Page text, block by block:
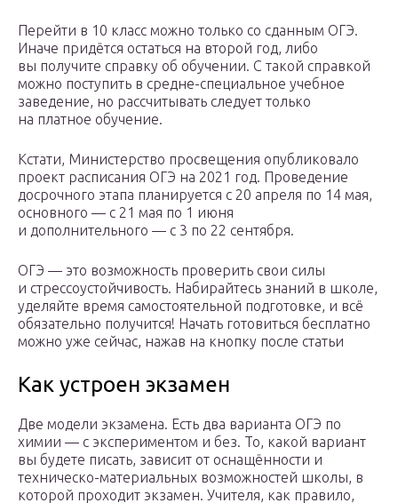
Перейти в 10 класс можно только со сданным ОГЭ.
Иначе придётся остаться на второй год, либо
вы получите справку об обучении. С такой справкой
можно поступить в средне-специальное учебное
заведение, но рассчитывать следует только
на платное обучение.
Кстати, Министерство просвещения опубликовало
проект расписания ОГЭ на 2021 год. Проведение
досрочного этапа планируется с 20 апреля по 14 мая,
основного — с 21 мая по 1 июня
и дополнительного — с 3 по 22 сентября.
ОГЭ — это возможность проверить свои силы
и стрессоустойчивость. Набирайтесь знаний в школе,
уделяйте время самостоятельной подготовке, и всё
обязательно получится! Начать готовиться бесплатно
можно уже сейчас, нажав на кнопку после статьи
Как устроен экзамен
Две модели экзамена. Есть два варианта ОГЭ по
химии — с экспериментом и без. То, какой вариант
вы будете писать, зависит от оснащённости и
техническо-материальных возможностей школы, в
которой проходит экзамен. Учителя, как правило,